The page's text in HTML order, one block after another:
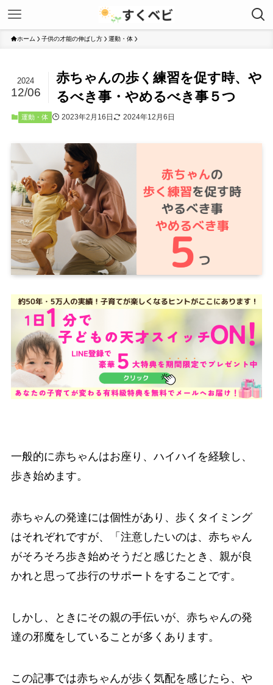
ホーム 子供の才能の伸ばし方 運動・体
赤ちゃんの歩く練習を促す時、や
るべき事・やめるべき事５つ
2024
12/06
運動・体 2023年2月16日 2024年12月6日
一般的に赤ちゃんはお座り、ハイハイを経験し、
歩き始めます。
赤ちゃんの発達には個性があり、歩くタイミング
はそれぞれですが、「注意したいのは、赤ちゃん
がそろそろ歩き始めそうだと感じたとき、親が良
かれと思って歩行のサポートをすることです。
しかし、ときにその親の手伝いが、赤ちゃんの発
達の邪魔をしていることが多くあります。
この記事では赤ちゃんが歩く気配を感じたら、や